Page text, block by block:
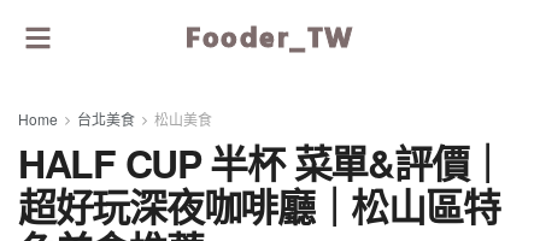
Fooder_TW
Home 台北美食 松山美食
HALF CUP 半杯 菜單&評價｜
超好玩深夜咖啡廳｜松山區特